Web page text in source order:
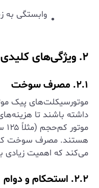
وابستگی به
۲. ویژگی‌های کلیدی برای انتخاب
۲.۱. مصرف سوخت
موتورسیکلت‌های پیک
داشته باشند تا
هستند. مصرف سوخت
می‌کند که اهمیت زیادی
۲.۲. استحکام و دوام